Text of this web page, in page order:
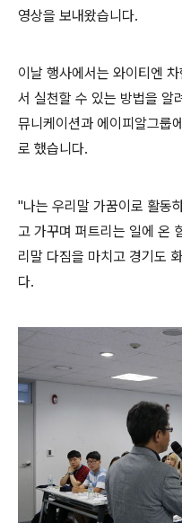
영상을 보내왔습니다.
이날 행사에서는 와이티엔
서 실천할 수 있는 방법을 알
뮤니케이션과 에이피알그룹
로 했습니다.
"나는 우리말 가꿈이로 활동
고 가꾸며 퍼트리는 일에 온
리말 다짐을 마치고 경기도
다.